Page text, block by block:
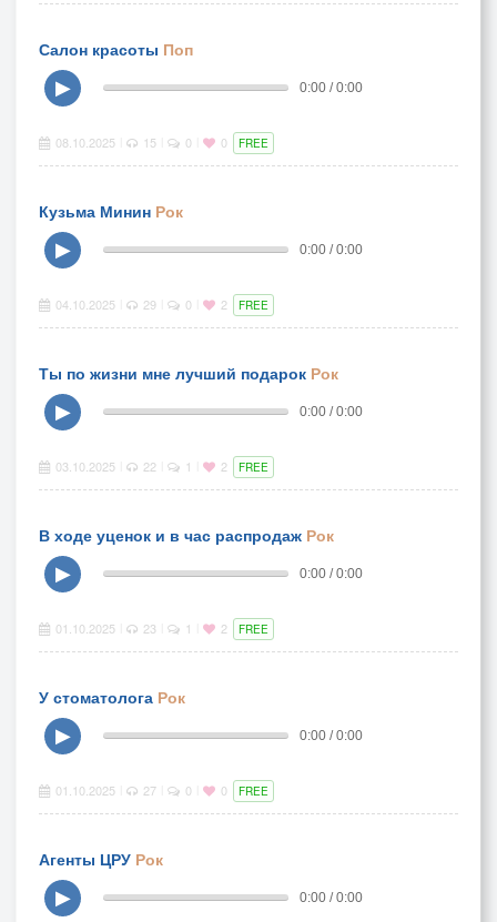
Салон красоты Поп
▶
0:00 / 0:00
08.10.2025 15 0 0 FREE
Кузьма Минин Рок
▶
0:00 / 0:00
04.10.2025 29 0 2 FREE
Ты по жизни мне лучший подарок Рок
▶
0:00 / 0:00
03.10.2025 22 1 2 FREE
В ходе уценок и в час распродаж Рок
▶
0:00 / 0:00
01.10.2025 23 1 2 FREE
У стоматолога Рок
▶
0:00 / 0:00
01.10.2025 27 0 0 FREE
Агенты ЦРУ Рок
▶
0:00 / 0:00